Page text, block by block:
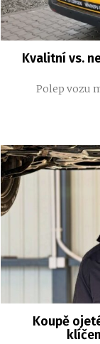
Kvalitní vs.
Polep vozu
Koupě